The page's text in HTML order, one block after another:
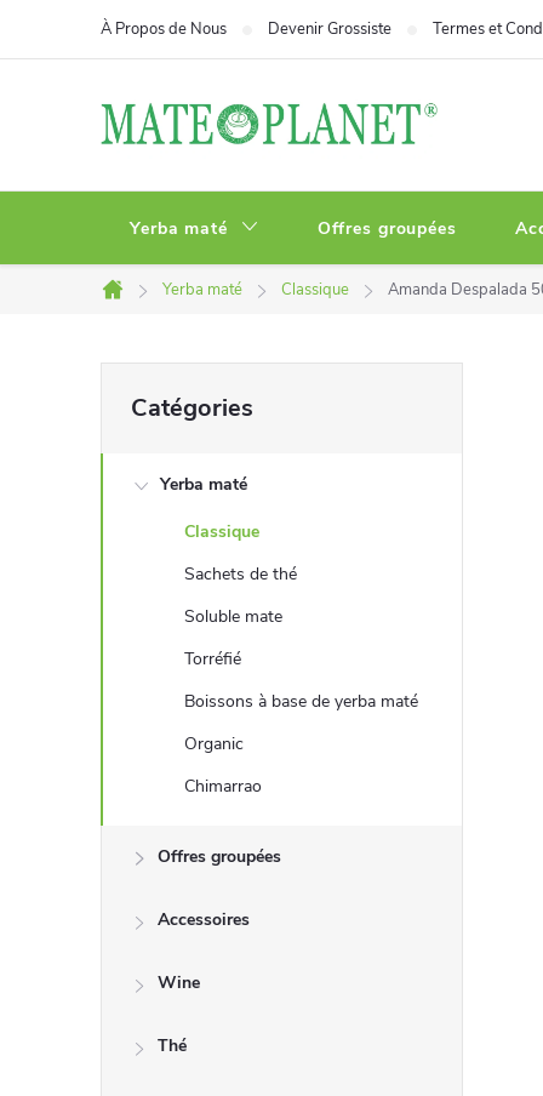
À Propos de Nous Devenir Grossiste Termes et
Yerba maté Offres groupées
Accueil
Yerba maté Classique Amanda Despalada
ncatégories
Catégories
Yerba maté
Classique
Sachets de thé
Soluble mate
Torréfié
Boissons à base de yerba maté
Organic
Chimarrao
Offres groupées
Accessoires
Wine
Thé